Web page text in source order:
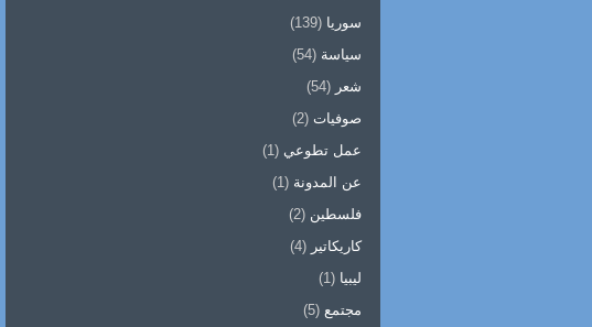
سوريا (139)
سياسة (54)
شعر (54)
صوفيات (2)
عمل تطوعي (1)
عن المدونة (1)
فلسطين (2)
كاريكاتير (4)
ليبيا (1)
مجتمع (5)